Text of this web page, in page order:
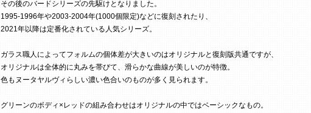
その後のバードシリーズの先駆けとなりました。
1995-1996年や2003-2004年(1000個限定)などに復刻されたり、
2021年以降は定番化されている人気シリーズ。
ガラス職人によってフォルムの個体差が大きいのはオリジナルと復刻版共通ですが、
オリジナルは全体的に丸みを帯びて、滑らかな曲線が美しいのが特徴。
色もヌータヤルヴィらしい濃い色合いのものが多く見られます。
グリーンのボディ×レッドの組み合わせはオリジナルの中ではベーシックなもの。